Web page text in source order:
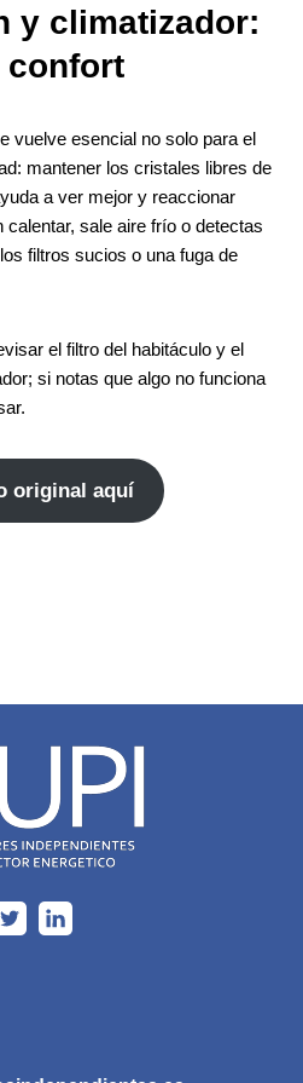
y climatizador:
confort
vuelve esencial no solo para el
mantener los cristales libres de
a ver mejor y reaccionar
sale aire frío o detectas
filtros sucios o una fuga de
el filtro del habitáculo y el
si notas que algo no funciona
original aquí